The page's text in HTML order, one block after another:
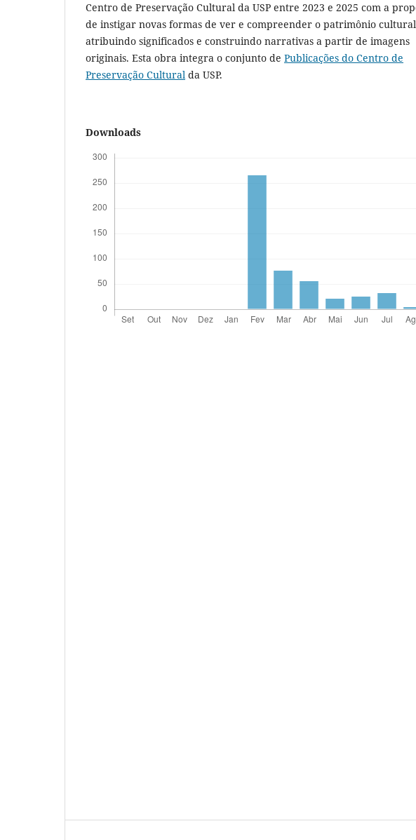
Centro de Preservação Cultural da USP entre 2023 e 2025 com a
de instigar novas formas de ver e compreender o patrimônio
atribuindo significados e construindo narrativas a partir de imagens
originais. Esta obra integra o conjunto de Publicações do Centro de
Preservação Cultural da USP.
Downloads